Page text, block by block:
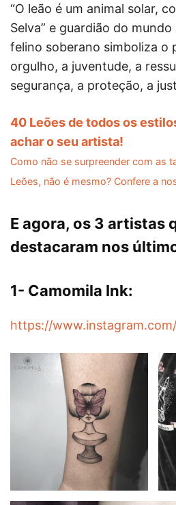
“O leão é um animal solar,
Selva” e guardião do
felino soberano simboliza o
orgulho, a juventude, a
segurança, a proteção, a
40 Leões de todos os
achar o seu artista!
Como não se surpreender com as
Leões, não é mesmo? Confere a
E agora, os 3 artistas
destacaram nos
1- Camomila Ink:
https://